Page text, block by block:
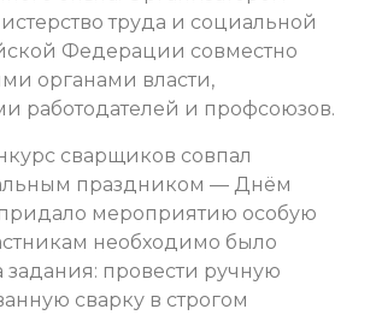
труда и социальной
Федерации совместно
органами власти,
работодателей и профсоюзов.
сварщиков совпал
праздником — Днём
мероприятию особую
необходимо было
задания: провести ручную
сварку в строгом